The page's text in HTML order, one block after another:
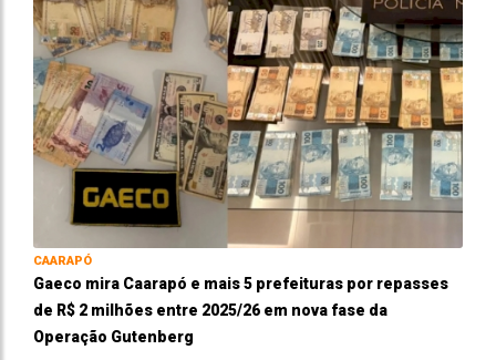
CAARAPÓ
Gaeco mira Caarapó e mais 5 prefeituras por repasses
de R$ 2 milhões entre 2025/26 em nova fase da
Operação Gutenberg